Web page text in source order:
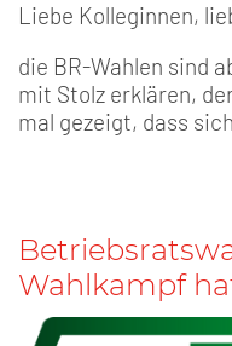
Liebe Kolleginnen,
die BR-Wahlen sind
mit Stolz erklären,
mal gezeigt, dass
Wahlkampf